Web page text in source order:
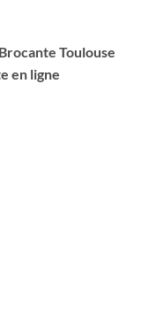
Toulouse
en ligne